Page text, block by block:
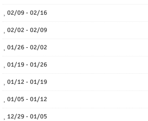
02/09 - 02/16
02/02 - 02/09
01/26 - 02/02
01/19 - 01/26
01/12 - 01/19
01/05 - 01/12
12/29 - 01/05